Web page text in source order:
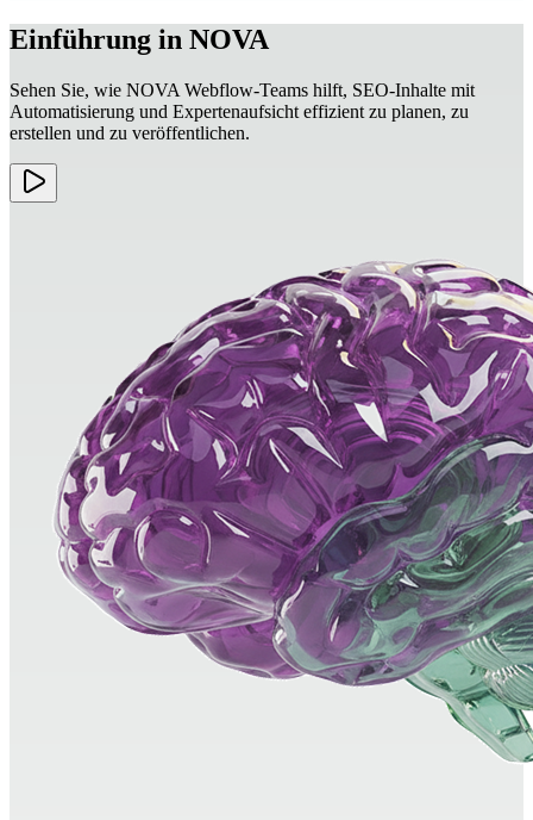
Einführung in NOVA
Sehen Sie, wie NOVA Webflow-Teams hilft, SEO-Inhalte mit
Automatisierung und Expertenaufsicht effizient zu planen, zu
erstellen und zu veröffentlichen.